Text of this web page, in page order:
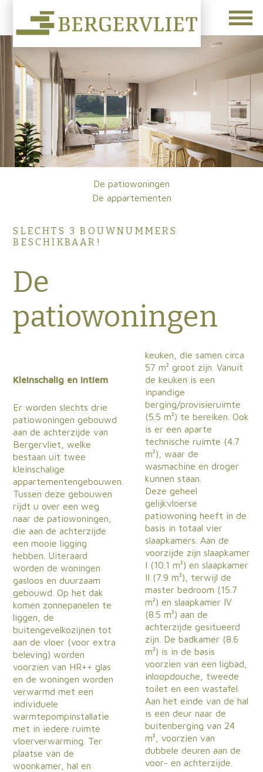
De patiowoningen
De appartementen
SLECHTS 3 BOUWNUMMERS
BESCHIKBAAR!
De
patiowoningen
Kleinschalig en intiem
Er worden slechts drie
patiowoningen gebouwd
aan de achterzijde van
Bergervliet, welke
bestaan uit twee
kleinschalige
appartementengebouwen.
Tussen deze gebouwen
rijdt u over een weg
naar de patiowoningen,
die aan de achterzijde
een mooie ligging
hebben. Uiteraard
worden de woningen
gasloos en duurzaam
gebouwd. Op het dak
komen zonnepanelen te
liggen, de
buitengevelkozijnen tot
aan de vloer (voor extra
beleving) worden
voorzien van HR++ glas
en de woningen worden
verwarmd met een
individuele
warmtepompinstallatie
met in iedere ruimte
vloerverwarming. Ter
plaatse van de
woonkamer, hal en
keuken, die samen circa
57 m² groot zijn. Vanuit
de keuken is een
inpandige
berging/provisieruimte
(5.5 m²) te bereiken. Ook
is er een aparte
technische ruimte (4.7
m²), waar de
wasmachine en droger
kunnen staan.
Deze geheel
gelijkvloerse
patiowoning heeft in de
basis in totaal vier
slaapkamers. Aan de
voorzijde zijn slaapkamer
I (10.1 m²) en slaapkamer
II (7.9 m²), terwijl de
master bedroom (15.7
m²) en slaapkamer IV
(8.5 m²) aan de
achterzijde gesitueerd
zijn. De badkamer (8.6
m²) is in de basis
voorzien van een ligbad,
inloopdouche, tweede
toilet en een wastafel.
Aan het einde van de hal
is een deur naar de
buitenberging van 24
m², voorzien van
dubbele deuren aan de
voor- en achterzijde.